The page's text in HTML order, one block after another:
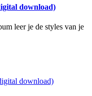
download)
leer je de styles van je